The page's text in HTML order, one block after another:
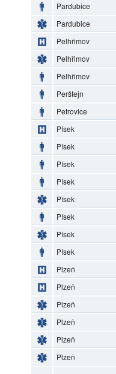
Pardubice
Pardubice
Pelhřimov
Pelhřimov
Pelhřimov
Perštejn
Petrovice
Písek
Písek
Písek
Písek
Písek
Písek
Písek
Písek
Plzeň
Plzeň
Plzeň
Plzeň
Plzeň
Plzeň